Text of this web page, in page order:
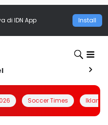
di IDN App Install
Soccer Times Iklanin